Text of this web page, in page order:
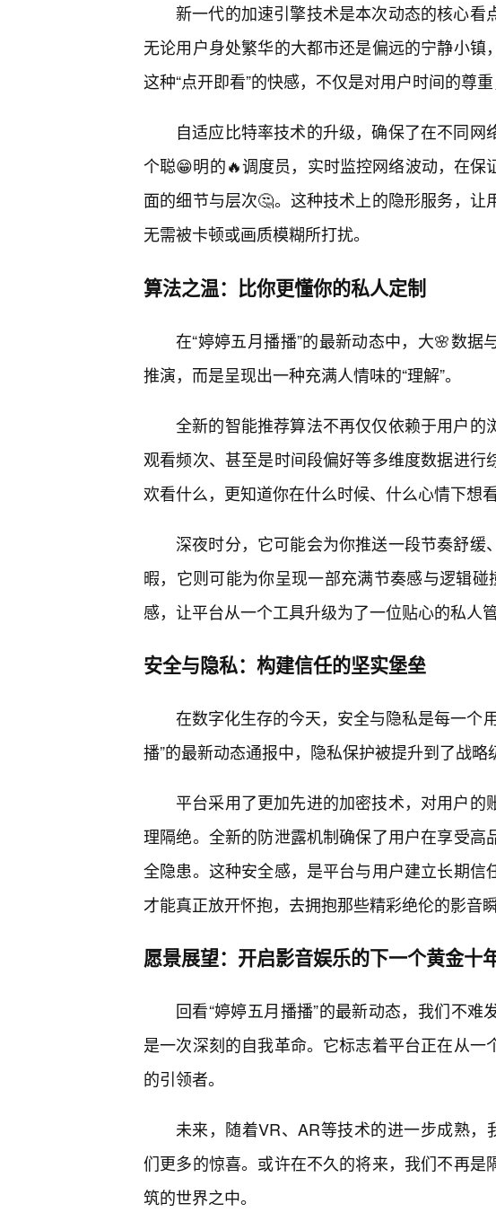
新一代的加速引擎技术是本次动态的核心看
无论用户身处繁华的大都市还是偏远的宁静小镇
这种“点开即看”的快感，不仅是对用户时间的尊
自适应比特率技术的升级，确保了在不同
个聪😁明的🔥调度员，实时监控网络波动，在
面的细节与层次🤔。这种技术上的隐形服务，
无需被卡顿或画质模糊所打扰。
算法之温：比你更懂你的私人定制
在“婷婷五月播播”的最新动态中，大🌸数
推演，而是呈现出一种充满人情味的“理解”。
全新的智能推荐算法不再仅仅依赖于用户
观看频次、甚至是时间段偏好等多维度数据进
欢看什么，更知道你在什么时候、什么心情下想看
深夜时分，它可能会为你推送一段节奏舒
暇，它则可能为你呈现一部充满节奏感与逻辑
感，让平台从一个工具升级为了一位贴心的私人管
安全与隐私：构建信任的坚实堡垒
在数字化生存的今天，安全与隐私是每一个
播”的最新动态通报中，隐私保护被提升到了战略
平台采用了更加先进的加密技术，对用户
理隔绝。全新的防泄露机制确保了用户在享受
全隐患。这种安全感，是平台与用户建立长期信
才能真正放开怀抱，去拥抱那些精彩绝伦的影音瞬
愿景展望：开启影音娱乐的下一个黄金十
回看“婷婷五月播播”的最新动态，我们不
是一次深刻的自我革命。它标志着平台正在从
的引领者。
未来，随着VR、AR等技术的进一步成熟，
们更多的惊喜。或许在不久的将来，我们不再
筑的世界之中。